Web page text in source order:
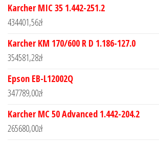
Karcher MIC 35 1.442-251.2
434401,56zł
Karcher KM 170/600 R D 1.186-127.0
354581,28zł
Epson EB-L12002Q
347789,00zł
Karcher MC 50 Advanced 1.442-204.2
265680,00zł